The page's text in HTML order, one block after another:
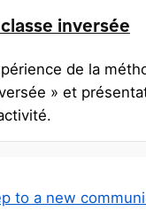
inversée
de la
» et
to a new